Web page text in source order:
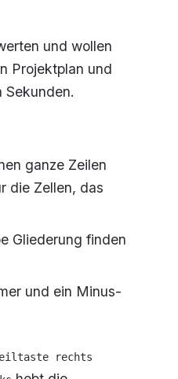
und wollen
Projektplan und
Sekunden.
ganze Zeilen
die Zellen, das
Gliederung finden
und ein Minus-
rechts